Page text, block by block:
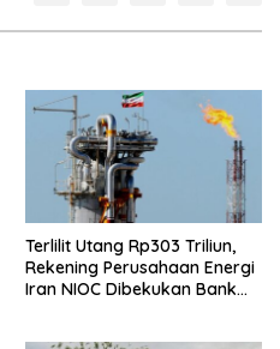
Terlilit Utang Rp303 Triliun,
Rekening Perusahaan Energi
Iran NIOC Dibekukan Bank